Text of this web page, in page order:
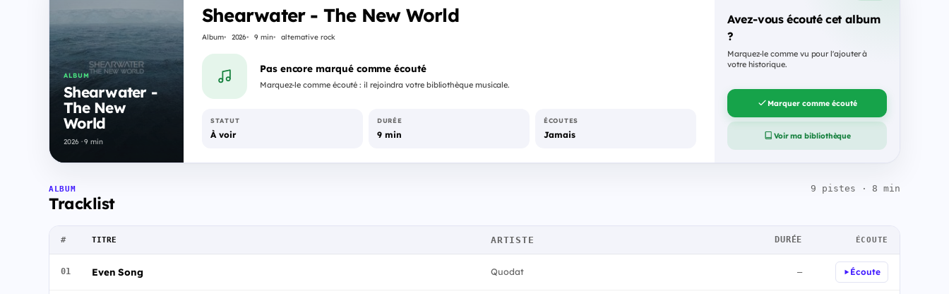
ALBUM
Shearwater -
The New
World
2026 · 9 min
Shearwater - The New World
Album 2026 9 min alternative rock
Pas encore marqué comme écouté
Marquez-le comme écouté : il rejoindra votre bibliothèque musicale.
STATUT
À voir
DURÉE
9 min
ÉCOUTES
Jamais
Avez-vous écouté cet album
?
Marquez-le comme vu pour l'ajouter à
votre historique.
Marquer comme écouté
Voir ma bibliothèque
ALBUM
Tracklist
9 pistes · 8 min
# TITRE ARTISTE DURÉE ÉCOUTE
01 Even Song Quodat — Écoute